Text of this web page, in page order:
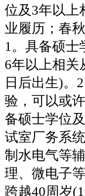
位及3年以上
业履历；春
1。具备硕士
6年以上相关
日后出生)。
验，可以或
备硕士学位
试室厂务系
制水电气等
理、微电子
跨越40周岁